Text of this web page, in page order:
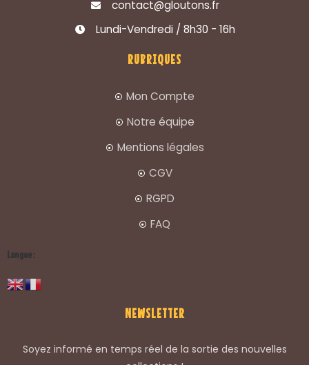
contact@gloutons.fr
Lundi-Vendredi / 8h30 - 16h
RUBRIQUES
Mon Compte
Notre équipe
Mentions légales
CGV
RGPD
FAQ
Langue :
NEWSLETTER
Soyez informé en temps réel de la sortie des nouvelles